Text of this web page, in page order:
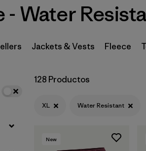
Filtrar por
Size 1
Filtrar por
Fit
Filtrar por
Features
Filtrar por
Materials & Fabric
- Water
Jackets & Vests Fleece
128 Productos
XL Water Resistant
New